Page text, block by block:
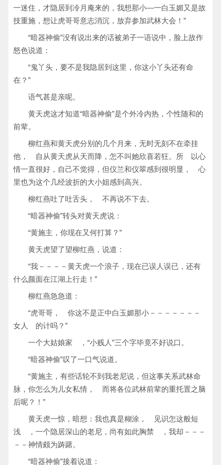
一迷住，才隐居到冷月庵来的，我想那小—一白玉媚又是故
技重施，想让虎哥哥意志消沉，放弃参加武林大会！”
“暗器神偷”没有说出来的话被弟子一语说中，脸上故作
怒色说道：
“鬼丫头，要不是我隐居到这里，你这小丫头还有命
在？”
语气甚是亲呢。
黄天虎这才知道“暗器神偷”是个外冷内热，个性随和的
前辈。
柳红燕和黄天虎分别的几个月来，无时无刻不在牵挂
他， 自从黄天虎从天而降，怎不叫她欣喜若狂。所 以心
情一直很好，自己不觉得，但仪兰和仪翠感到很明显， 心
里也为这个几经波折的大小姐感到高兴。
柳红燕吐了吐舌头， 不再说不下去。
“暗器神偷”转头对黄天虎说：
“黄施主，你现在又何打算？”
黄天虎望了望柳红燕，说道：
“我－－－－黄天虎一个浪子，现在已误人误已，还有
什么颜面在江湖上行走！”
柳红燕急急道：
“虎哥哥， 你这不是正中白玉媚那小－－－－－－－
女人 的计吗？”
一个大姑娘家 ，“小贱人”三个字毕竟不好说口。
“暗器神偷”叹了一口气说道。
“黄施主，有些话轮不到我老尼说，但这事关系武林命
脉，你怎么为儿女私情， 而将各位武林前辈的重托置之脑
后呢？！”
黄天虎一惊，暗想：我也真是糊涂， 见识怎这般短
浅 ，一个隐居深山的老尼，尚有如此胸禁 ，我却－－－
－－神情颇为踌躇。
“暗器神偷”接着说道：